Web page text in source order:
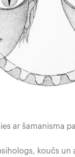
ar šamanisma
koučs